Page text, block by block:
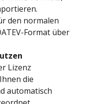
den normalen
Format über
Lizenz
die
automatisch